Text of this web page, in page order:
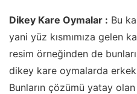
Dikey Kare Oymalar : Bu
yani yüz kısmımıza gelen
resim örneğinden de
dikey kare oymalarda erkek
Bunların çözümü yatay